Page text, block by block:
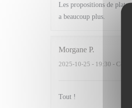
Les propositions de plats
a beaucoup plus.
Morgane P
2025-10-25 - 19:30 -
Tout !